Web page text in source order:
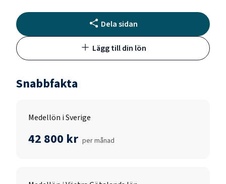
Dela sidan
Lägg till din lön
Snabbfakta
Medellön i Sverige
42 800 kr per månad